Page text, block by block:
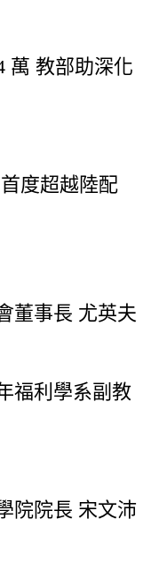
萬 教部助深化
度超越陸配
董事長 尤英夫
福利學系副教
院院長 宋文沛